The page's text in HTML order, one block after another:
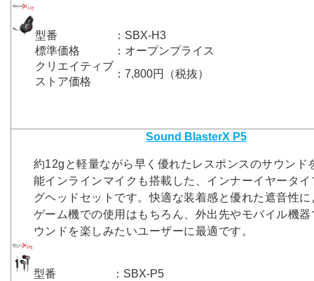
型番
：SBX-H3
標準価格
：オープンプライス
クリエイティブ
ストア価格
：7,800円（税抜）
Sound BlasterX P5
約12gと軽量ながら早く優れたレスポンスのサウンド
能インラインマイクも搭載した、インナーイヤータ
グヘッドセットです。快適な装着感と優れた遮音性
ゲーム機での使用はもちろん、外出先やモバイル機
ウンドを楽しみたいユーザーに最適です。
型番
：SBX-P5